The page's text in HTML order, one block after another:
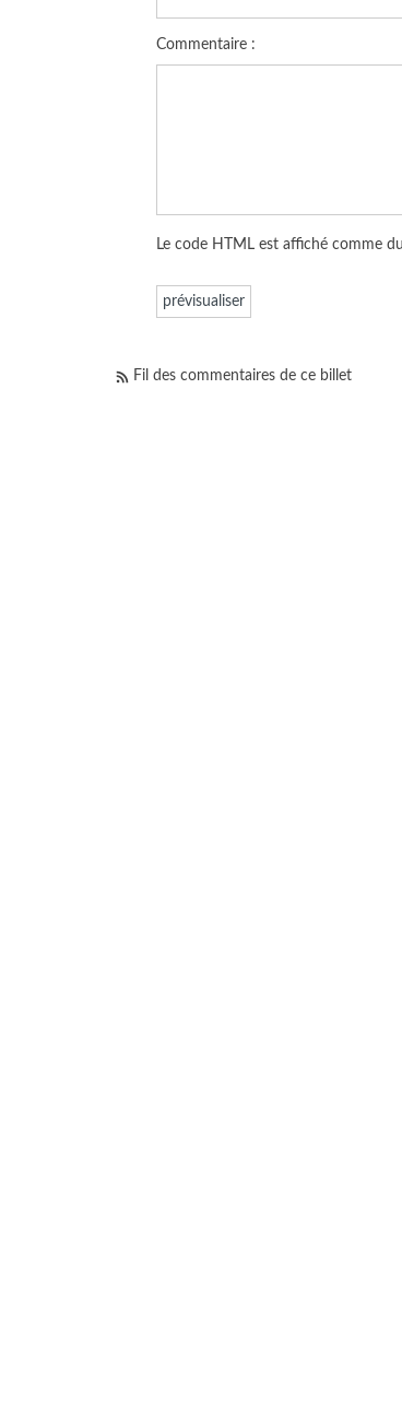
Commentaire :
Le code HTML est affiché comme
Fil des commentaires de ce billet